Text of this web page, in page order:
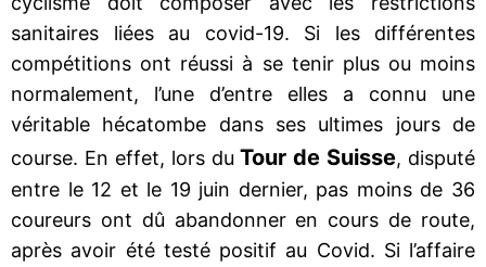
sanitaires liées au covid-19. Si les différentes
compétitions ont réussi à se tenir plus ou moins
normalement, l’une d’entre elles a connu une
véritable hécatombe dans ses ultimes jours de
course. En effet, lors duTour de Suisse, disputé
entre le 12 et le 19 juin dernier, pas moins de 36
coureurs ont dû abandonner en cours de route,
après avoir été testé positif au Covid. Si l’affaire